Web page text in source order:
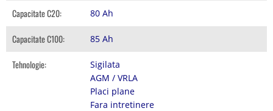
Capacitate C20: 80 Ah
Capacitate C100: 85 Ah
Tehnologie:
Sigilata
AGM / VRLA
Placi plane
Fara intretinere